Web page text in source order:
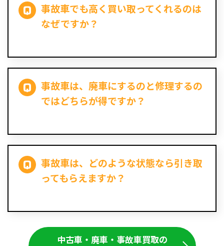
事故車でも高く買い取ってくれるのは
なぜですか？
事故車は、廃車にするのと修理するの
ではどちらが得ですか？
事故車は、どのような状態なら引き取
ってもらえますか？
中古車・廃車・事故車買取の